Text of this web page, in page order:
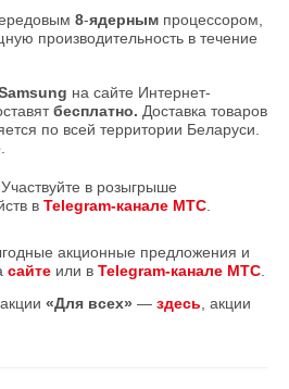
8-ядерным процессором,
производительность в течение
на сайте Интернет-
бесплатно. Доставка товаров
по всей территории Беларуси.
Участвуйте в розыгрыше
в Telegram-канале МТС
акционные предложения и
сайте или в Telegram-канале МТС
«Для всех» — здесь , акции